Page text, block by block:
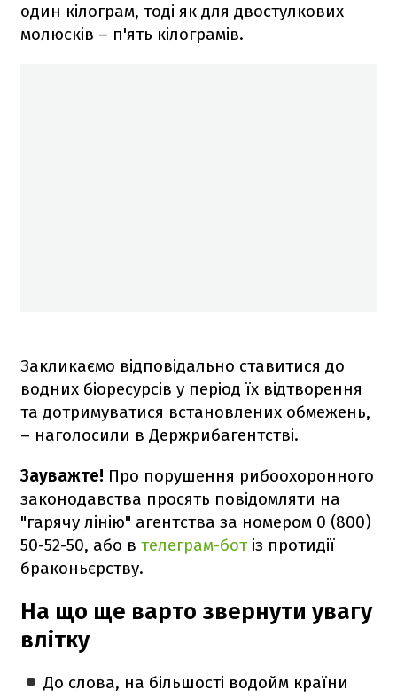
один кілограм, тоді як для двостулкових
молюсків – п'ять кілограмів.
Закликаємо відповідально ставитися до
водних біоресурсів у період їх відтворення
та дотримуватися встановлених обмежень,
– наголосили в Держрибагентстві.
Зауважте! Про порушення рибоохоронного
законодавства просять повідомляти на
"гарячу лінію" агентства за номером 0 (800)
50-52-50, або в телеграм-ботіз протидії
браконьєрству.
На що ще варто звернути увагу
влітку
До слова, на більшості водойм країни